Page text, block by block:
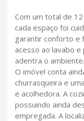
Com um total de
cada espaço foi
garantir conforto e
acesso ao lavabo e
adentra o ambiente.
O imóvel conta
churrasqueira e
e acolhedora. A
possuindo ainda
empregada. A